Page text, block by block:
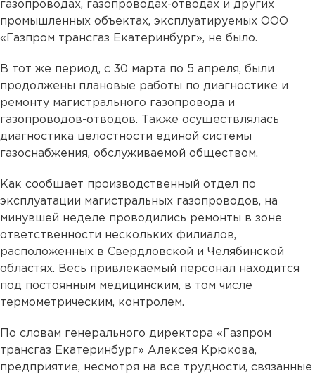
газопроводах, газопроводах-отводах и других
промышленных объектах, эксплуатируемых ООО
«Газпром трансгаз Екатеринбург», не было.
В тот же период, с 30 марта по 5 апреля, были
продолжены плановые работы по диагностике и
ремонту магистрального газопровода и
газопроводов-отводов. Также осуществлялась
диагностика целостности единой системы
газоснабжения, обслуживаемой обществом.
Как сообщает производственный отдел по
эксплуатации магистральных газопроводов, на
минувшей неделе проводились ремонты в зоне
ответственности нескольких филиалов,
расположенных в Свердловской и Челябинской
областях. Весь привлекаемый персонал находится
под постоянным медицинским, в том числе
термометрическим, контролем.
По словам генерального директора «Газпром
трансгаз Екатеринбург» Алексея Крюкова,
предприятие, несмотря на все трудности, связанные